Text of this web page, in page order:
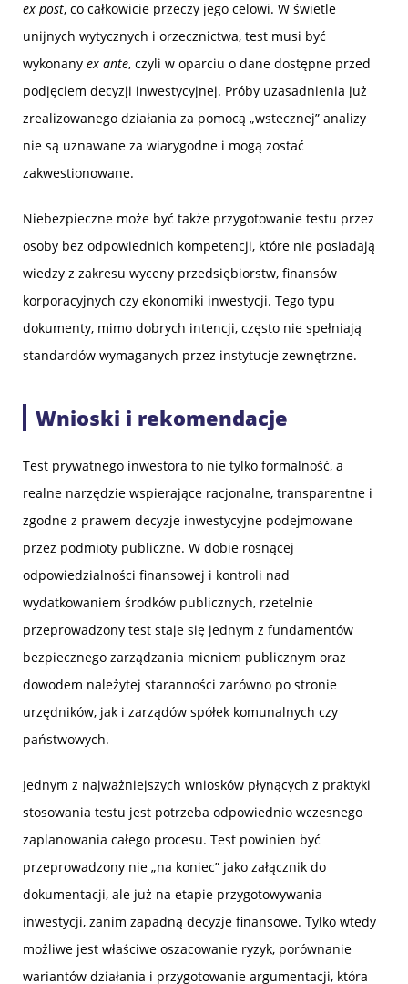
ex post, co całkowicie przeczy jego celowi. W świetle
unijnych wytycznych i orzecznictwa, test musi być
wykonany ex ante, czyli w oparciu o dane dostępne przed
podjęciem decyzji inwestycyjnej. Próby uzasadnienia już
zrealizowanego działania za pomocą „wstecznej” analizy
nie są uznawane za wiarygodne i mogą zostać
zakwestionowane.
Niebezpieczne może być także przygotowanie testu przez
osoby bez odpowiednich kompetencji, które nie posiadają
wiedzy z zakresu wyceny przedsiębiorstw, finansów
korporacyjnych czy ekonomiki inwestycji. Tego typu
dokumenty, mimo dobrych intencji, często nie spełniają
standardów wymaganych przez instytucje zewnętrzne.
Wnioski i rekomendacje
Test prywatnego inwestora to nie tylko formalność, a
realne narzędzie wspierające racjonalne, transparentne i
zgodne z prawem decyzje inwestycyjne podejmowane
przez podmioty publiczne. W dobie rosnącej
odpowiedzialności finansowej i kontroli nad
wydatkowaniem środków publicznych, rzetelnie
przeprowadzony test staje się jednym z fundamentów
bezpiecznego zarządzania mieniem publicznym oraz
dowodem należytej staranności zarówno po stronie
urzędników, jak i zarządów spółek komunalnych czy
państwowych.
Jednym z najważniejszych wniosków płynących z praktyki
stosowania testu jest potrzeba odpowiednio wczesnego
zaplanowania całego procesu. Test powinien być
przeprowadzony nie „na koniec” jako załącznik do
dokumentacji, ale już na etapie przygotowywania
inwestycji, zanim zapadną decyzje finansowe. Tylko wtedy
możliwe jest właściwe oszacowanie ryzyk, porównanie
wariantów działania i przygotowanie argumentacji, która